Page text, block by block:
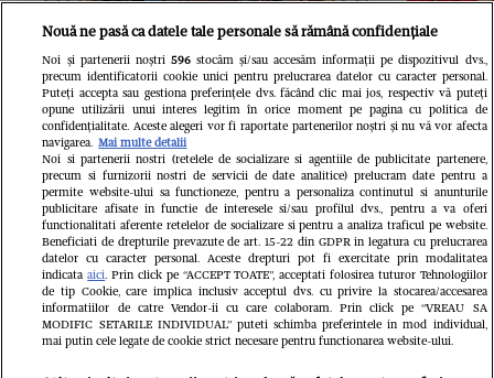
VEDETE SI EVENIMENTE
Cum arată vila de 2,5 milioane de
euro a Monicăi Tatoiu: „Miezul casei
trebuie să fie o legătură între trecut,
prezent și viitor”
VEDETE
Cine este
Gheorghe
până la 50
familia
cunoaște
Nouă ne pasă ca datele tale personale să rămână confidențiale
Noi și partenerii noștri 596stocăm și/sau accesăm informații pe dispozitivul dvs.,
precum identificatorii cookie unici pentru prelucrarea datelor cu caracter personal.
Puteți accepta sau gestiona preferințele dvs. făcând clic mai jos, respectiv vă puteți
opune utilizării unui interes legitim în orice moment pe pagina cu politica de
confidențialitate. Aceste alegeri vor fi raportate partenerilor noștri și nu vă vor afecta
navigarea. Mai multe detalii
Noi si partenerii nostri (retelele de socializare si agentiile de publicitate partenere,
precum si furnizorii nostri de servicii de date analitice) prelucram date pentru a
permite website-ului sa functioneze, pentru a personaliza continutul si anunturile
publicitare afisate in functie de interesele si/sau profilul dvs., pentru a va oferi
functionalitati aferente retelelor de socializare si pentru a analiza traficul pe website.
Beneficiati de drepturile prevazute de art. 15-22 din GDPR in legatura cu prelucrarea
datelor cu caracter personal. Aceste drepturi pot fi exercitate prin modalitatea
indicataaici. Prin click pe “ACCEPT TOATE”, acceptati folosirea tuturor Tehnologiilor
de tip Cookie, care implica inclusiv acceptul dvs. cu privire la stocarea/accesarea
informatiilor de catre Vendor-ii cu care colaboram. Prin click pe “VREAU SA
MODIFIC SETARILE INDIVIDUAL” puteti schimba preferintele in mod individual,
mai putin cele legate de cookie strict necesare pentru functionarea website-ului.